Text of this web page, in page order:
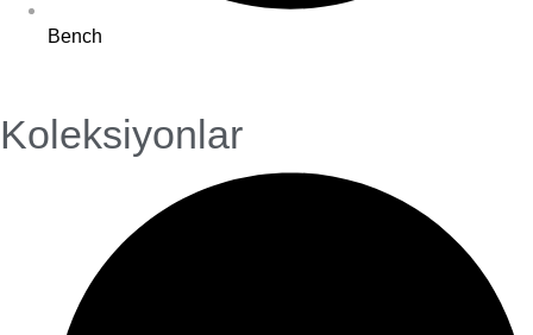
Bench
Koleksiyonlar